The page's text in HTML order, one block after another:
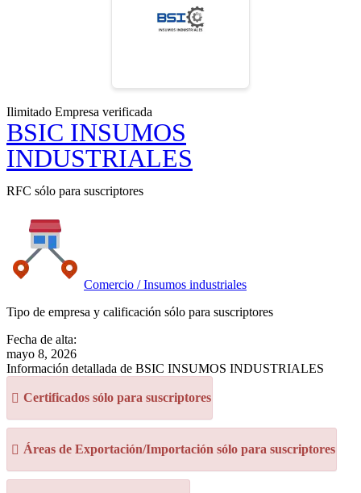
Ilimitado Empresa verificada
BSIC INSUMOS
INDUSTRIALES
RFC sólo para suscriptores
Comercio / Insumos industriales
Tipo de empresa y calificación sólo para suscriptores
Fecha de alta:
mayo 8, 2026
Información detallada de BSIC INSUMOS INDUSTRIALES
Certificados sólo para suscriptores
Áreas de Exportación/Importación sólo para suscriptores